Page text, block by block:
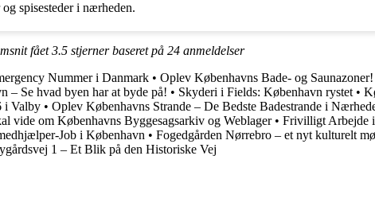
spisesteder i nærheden.
fået3.5 stjerner baseret på 24 anmeldelser
Nummer i Danmark • Oplev Københavns Bade- og Saunazoner!
– Se hvad byen har at byde på! • Skyderi i Fields: København rystet •
i Valby • Oplev Københavns Strande – De Bedste Badestrande i
vide om Københavns Byggesagsarkiv og Weblager• Frivilligt Arbejde
Job i København • Fogedgården Nørrebro – et nyt kulturelt
1 – Et Blik på den Historiske Vej